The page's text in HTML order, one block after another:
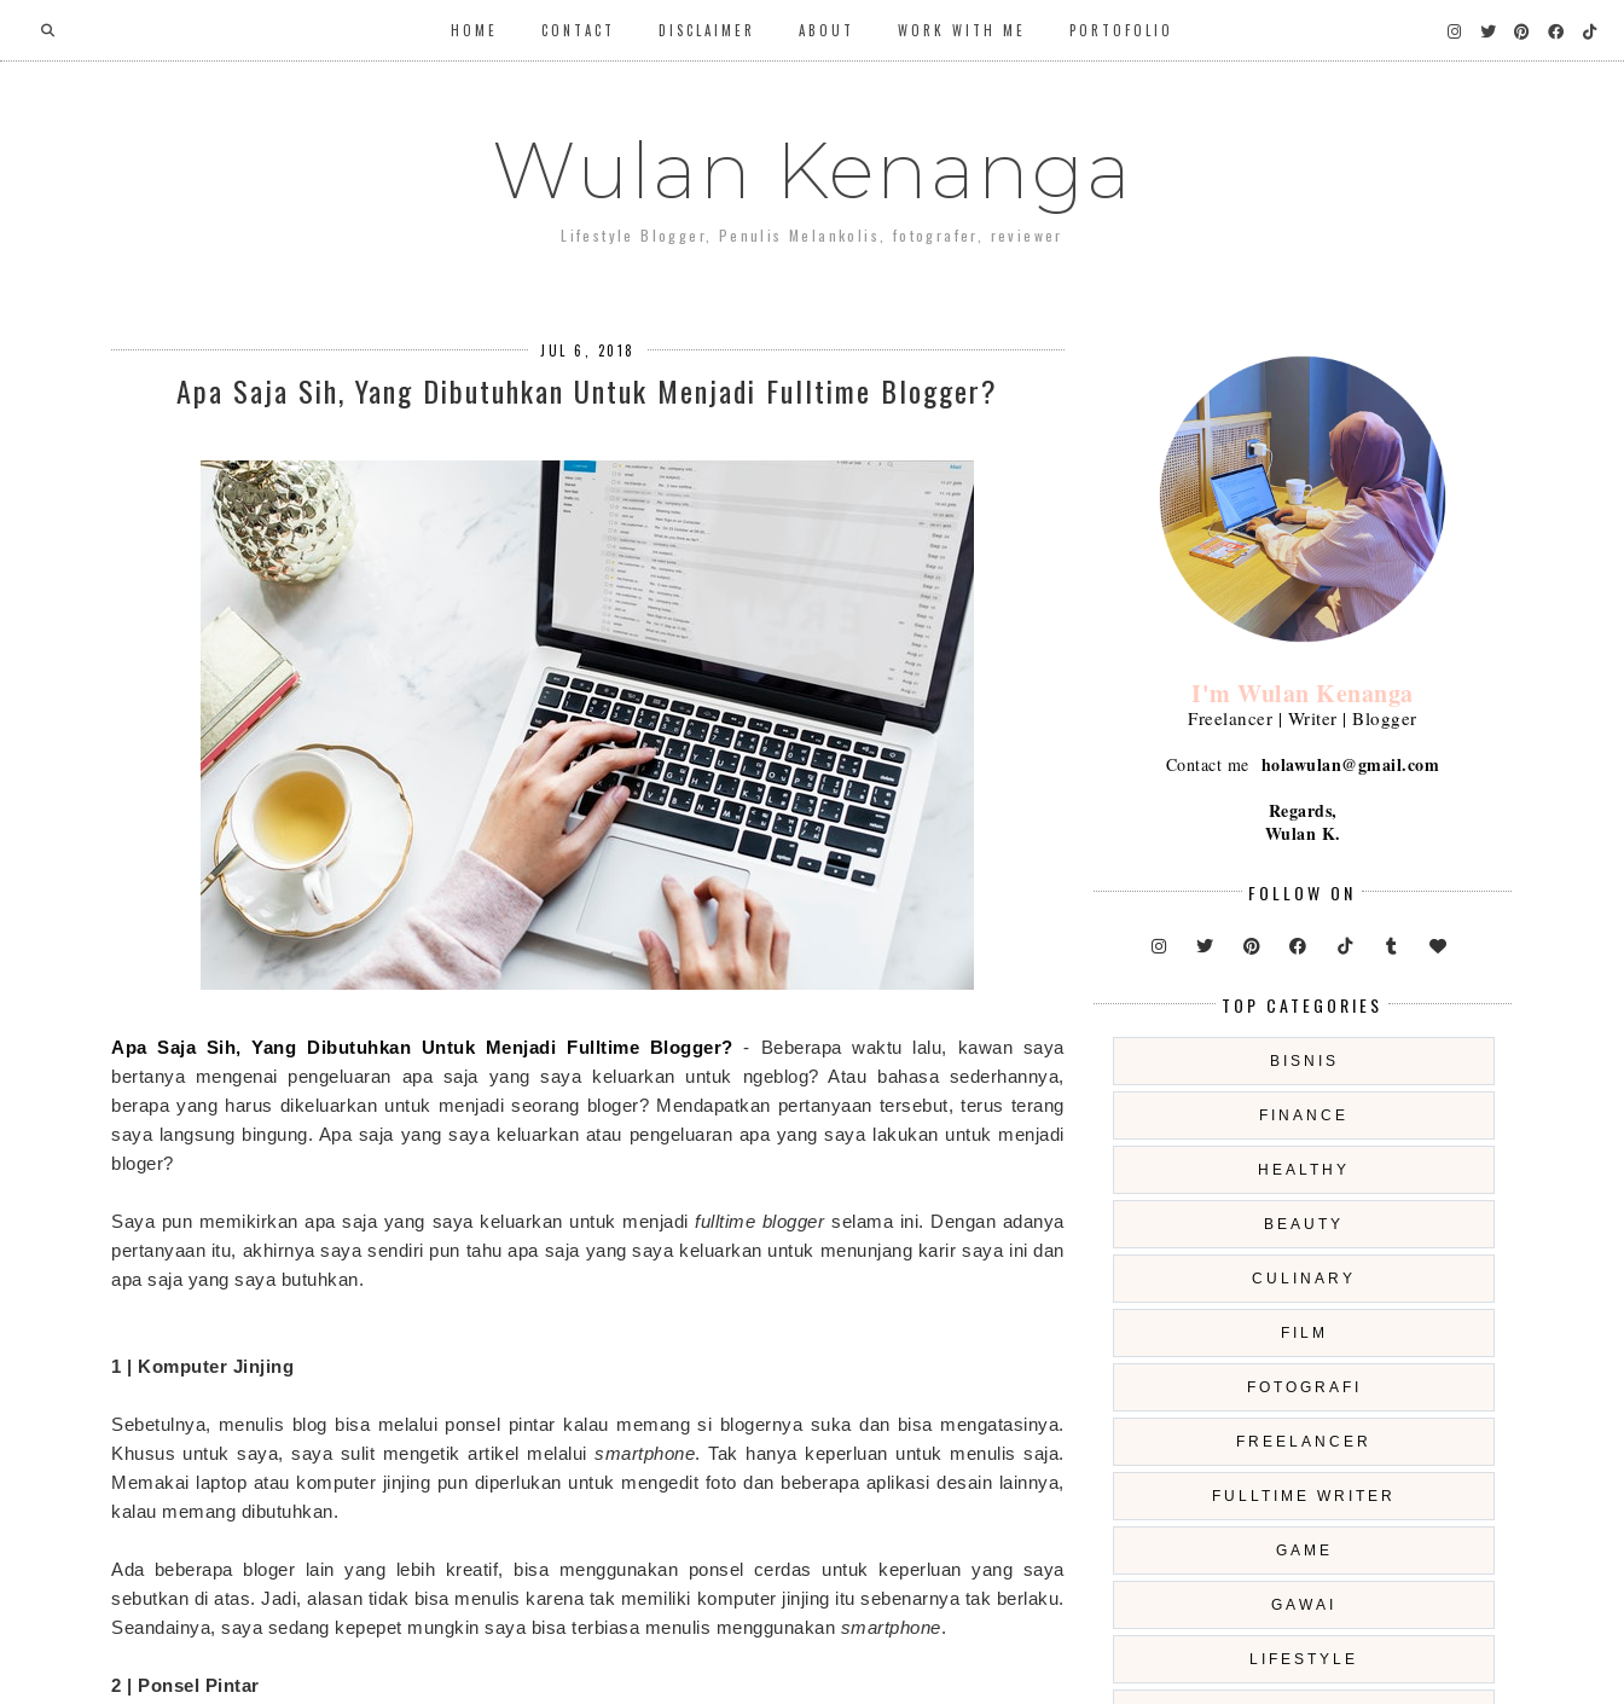
HOME CONTACT DISCLAIMER ABOUT WORK WITH ME PORTOFOLIO
Wulan Kenanga
Lifestyle Blogger, Penulis Melankolis, fotografer, reviewer
JUL 6, 2018
Apa Saja Sih, Yang Dibutuhkan Untuk Menjadi Fulltime Blogger?
Apa Saja Sih, Yang Dibutuhkan Untuk Menjadi Fulltime Blogger? - Beberapa waktu lalu, kawan saya
bertanya mengenai pengeluaran apa saja yang saya keluarkan untuk ngeblog? Atau bahasa sederhannya,
berapa yang harus dikeluarkan untuk menjadi seorang bloger? Mendapatkan pertanyaan tersebut, terus terang
saya langsung bingung. Apa saja yang saya keluarkan atau pengeluaran apa yang saya lakukan untuk menjadi
bloger?
Saya pun memikirkan apa saja yang saya keluarkan untuk menjadifulltime bloggerselama ini. Dengan adanya
pertanyaan itu, akhirnya saya sendiri pun tahu apa saja yang saya keluarkan untuk menunjang karir saya ini dan
apa saja yang saya butuhkan.
1 | Komputer Jinjing
Sebetulnya, menulis blog bisa melalui ponsel pintar kalau memang si blogernya suka dan bisa mengatasinya.
Khusus untuk saya, saya sulit mengetik artikel melaluismartphone. Tak hanya keperluan untuk menulis saja.
Memakai laptop atau komputer jinjing pun diperlukan untuk mengedit foto dan beberapa aplikasi desain lainnya,
kalau memang dibutuhkan.
Ada beberapa bloger lain yang lebih kreatif, bisa menggunakan ponsel cerdas untuk keperluan yang saya
sebutkan di atas. Jadi, alasan tidak bisa menulis karena tak memiliki komputer jinjing itu sebenarnya tak berlaku.
Seandainya, saya sedang kepepet mungkin saya bisa terbiasa menulis menggunakan smartphone.
2 | Ponsel Pintar
I'm Wulan Kenanga
Freelancer | Writer | Blogger
Contact me holawulan@gmail.com
Regards,
Wulan K.
FOLLOW ON
TOP CATEGORIES
BISNIS
FINANCE
HEALTHY
BEAUTY
CULINARY
FILM
FOTOGRAFI
FREELANCER
FULLTIME WRITER
GAME
GAWAI
LIFESTYLE